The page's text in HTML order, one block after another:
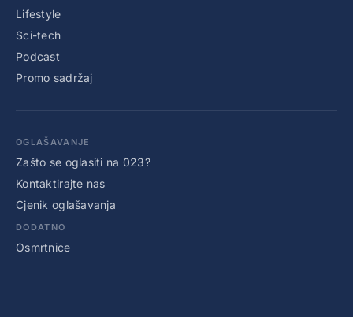
Lifestyle
Sci-tech
Podcast
Promo sadržaj
OGLAŠAVANJE
Zašto se oglasiti na 023?
Kontaktirajte nas
Cjenik oglašavanja
DODATNO
Osmrtnice